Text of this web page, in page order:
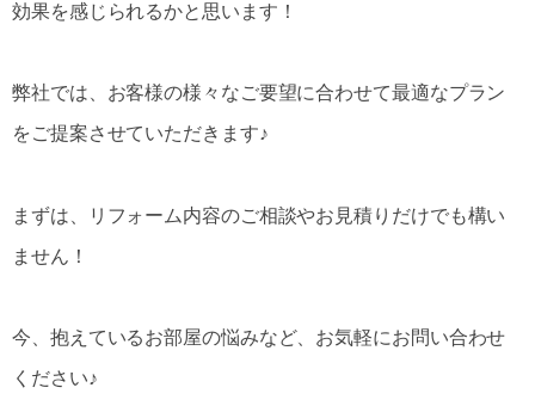
効果を感じられるかと思います！
弊社では、お客様の様々なご要望に合わせて最適なプラン
をご提案させていただきます♪
まずは、リフォーム内容のご相談やお見積りだけでも構い
ません！
今、抱えているお部屋の悩みなど、お気軽にお問い合わせ
ください♪